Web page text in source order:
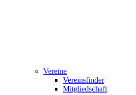
Vereine
Vereinsfinder
Mitgliedschaft